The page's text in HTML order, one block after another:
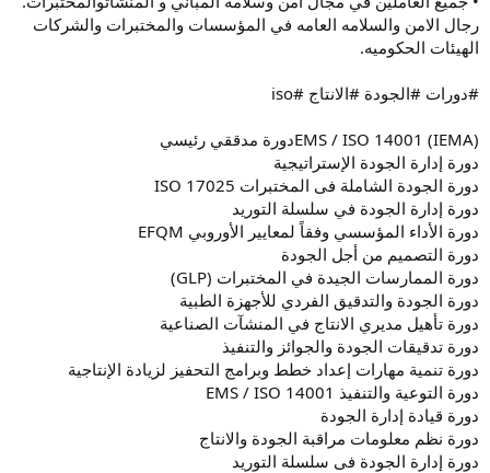
رجال الامن والسلامه العامه في المؤسسات والمختبرات والشركات
الهيئات الحكوميه.
#دورات #الجودة #الانتاج #iso
EMS / ISO 14001 (IEMA)دورة مدققي رئيسي
دورة إدارة الجودة الإستراتيجية
دورة الجودة الشاملة فى المختبرات ISO 17025
دورة إدارة الجودة في سلسلة التوريد
دورة الأداء المؤسسي وفقاً لمعايير الأوروبي EFQM
دورة التصميم من أجل الجودة
دورة الممارسات الجيدة في المختبرات (GLP)
دورة الجودة والتدقيق الفردي للأجهزة الطبية
دورة تأهيل مديري الانتاج في المنشآت الصناعية
دورة تدقيقات الجودة والجوائز والتنفيذ
دورة تنمية مهارات إعداد خطط وبرامج التحفيز لزيادة الإنتاجية
دورة التوعية والتنفيذ EMS / ISO 14001
دورة قيادة إدارة الجودة
دورة نظم معلومات مراقبة الجودة والانتاج
دورة إدارة الجودة فى سلسلة التوريد